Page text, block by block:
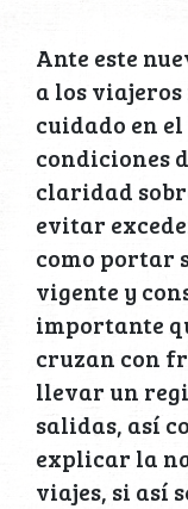
Ante este
a los
cuidado en
condiciones
claridad
evitar
como portar
vigente y
importante
cruzan con
llevar un
salidas, así
explicar la
viajes, si así